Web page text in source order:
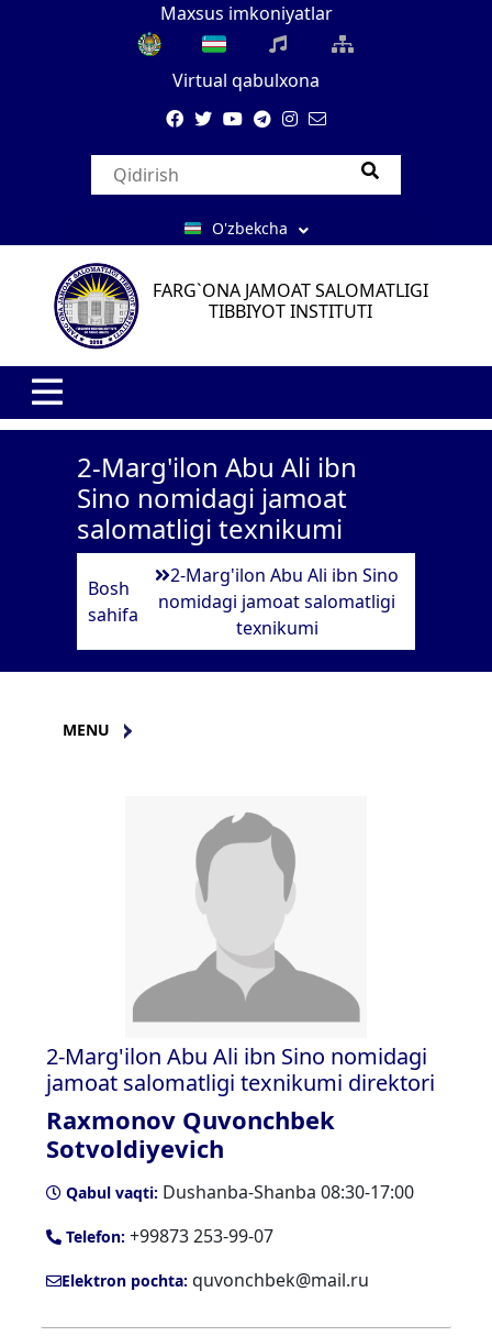
Maxsus imkoniyatlar
Virtual qabulxona
O'zbekcha
FARG`ONA JAMOAT SALOMATLIGI
TIBBIYOT INSTITUTI
2-Marg'ilon Abu Ali ibn
Sino nomidagi jamoat
salomatligi texnikumi
Bosh
sahifa
2-Marg'ilon Abu Ali ibn Sino
nomidagi jamoat salomatligi
texnikumi
MENU
2-Marg'ilon Abu Ali ibn Sino nomidagi
jamoat salomatligi texnikumi direktori
Raxmonov Quvonchbek
Sotvoldiyevich
Qabul vaqti: Dushanba-Shanba 08:30-17:00
Telefon: +99873 253-99-07
Elektron pochta: quvonchbek@mail.ru